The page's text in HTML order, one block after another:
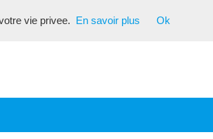
vie privee. En savoir plus Ok